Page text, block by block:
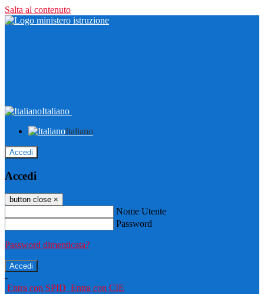
Salta al contenuto
Italiano
Italiano
Accedi
Accedi
button close ×
Nome Utente
Password
Password dimenticata?
-
Entra con SPID Entra con CIE